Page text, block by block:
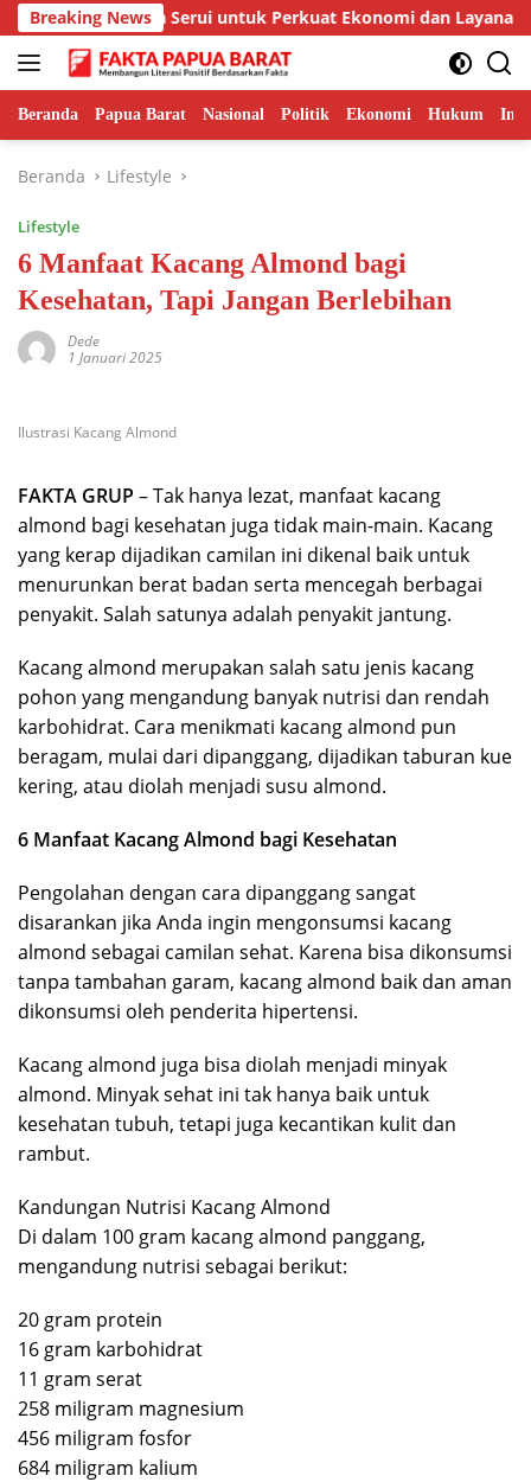
Langsung
ke
konten
Breaking News
dan Bandara Serui untuk Perkuat Ekonomi dan Layanan
Beranda Papua Barat Nasional Politik Ekonomi Hukum
Beranda Lifestyle
Lifestyle
6 Manfaat Kacang Almond bagi
Kesehatan, Tapi Jangan Berlebihan
Dede
1 Januari 2025
Ilustrasi Kacang Almond
FAKTA GRUP – Tak hanya lezat, manfaat kacang
almond bagi kesehatan juga tidak main-main. Kacang
yang kerap dijadikan camilan ini dikenal baik untuk
menurunkan berat badan serta mencegah berbagai
penyakit. Salah satunya adalah penyakit jantung.
Kacang almond merupakan salah satu jenis kacang
pohon yang mengandung banyak nutrisi dan rendah
karbohidrat. Cara menikmati kacang almond pun
beragam, mulai dari dipanggang, dijadikan taburan kue
kering, atau diolah menjadi susu almond.
6 Manfaat Kacang Almond bagi Kesehatan
Pengolahan dengan cara dipanggang sangat
disarankan jika Anda ingin mengonsumsi kacang
almond sebagai camilan sehat. Karena bisa dikonsumsi
tanpa tambahan garam, kacang almond baik dan aman
dikonsumsi oleh penderita hipertensi.
Kacang almond juga bisa diolah menjadi minyak
almond. Minyak sehat ini tak hanya baik untuk
kesehatan tubuh, tetapi juga kecantikan kulit dan
rambut.
Kandungan Nutrisi Kacang Almond
Di dalam 100 gram kacang almond panggang,
mengandung nutrisi sebagai berikut:
20 gram protein
16 gram karbohidrat
11 gram serat
258 miligram magnesium
456 miligram fosfor
684 miligram kalium